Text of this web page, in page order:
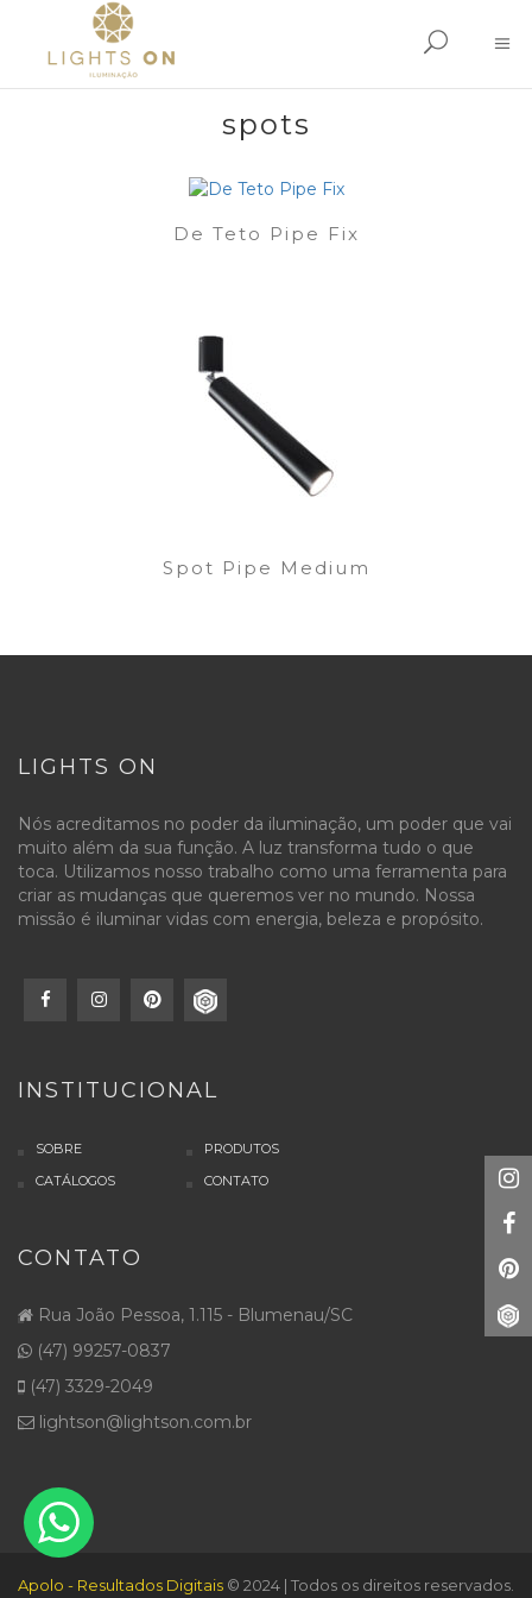
spots
De Teto Pipe Fix
Spot Pipe Medium
LIGHTS ON
Nós acreditamos no poder da iluminação, um poder que vai
muito além da sua função. A luz transforma tudo o que
toca. Utilizamos nosso trabalho como uma ferramenta para
criar as mudanças que queremos ver no mundo. Nossa
missão é iluminar vidas com energia, beleza e propósito.
INSTITUCIONAL
SOBRE
PRODUTOS
CATÁLOGOS
CONTATO
CONTATO
Rua João Pessoa, 1.115 - Blumenau/SC
(47) 99257-0837
(47) 3329-2049
lightson@lightson.com.br
Apolo - Resultados Digitais © 2024 | Todos os direitos reservados.